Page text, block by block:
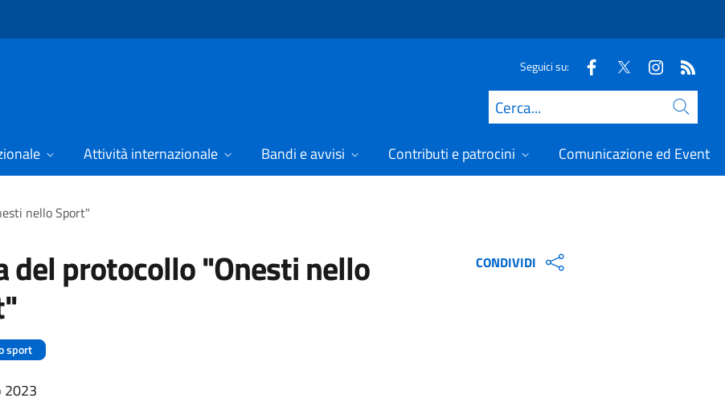
Seguici su:
Cerca
Attività internazionale Bandi e avvisi Contributi e patrocini Comunicazione ed Eventi
nello Sport"
del protocollo "Onesti nello
sport
2023
CONDIVIDI